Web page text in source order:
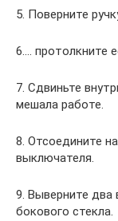
5. Поверните
6.… протолкните
7. Сдвиньте
мешала работе.
8. Отсоедините
выключателя.
9. Выверните два
бокового стекла.